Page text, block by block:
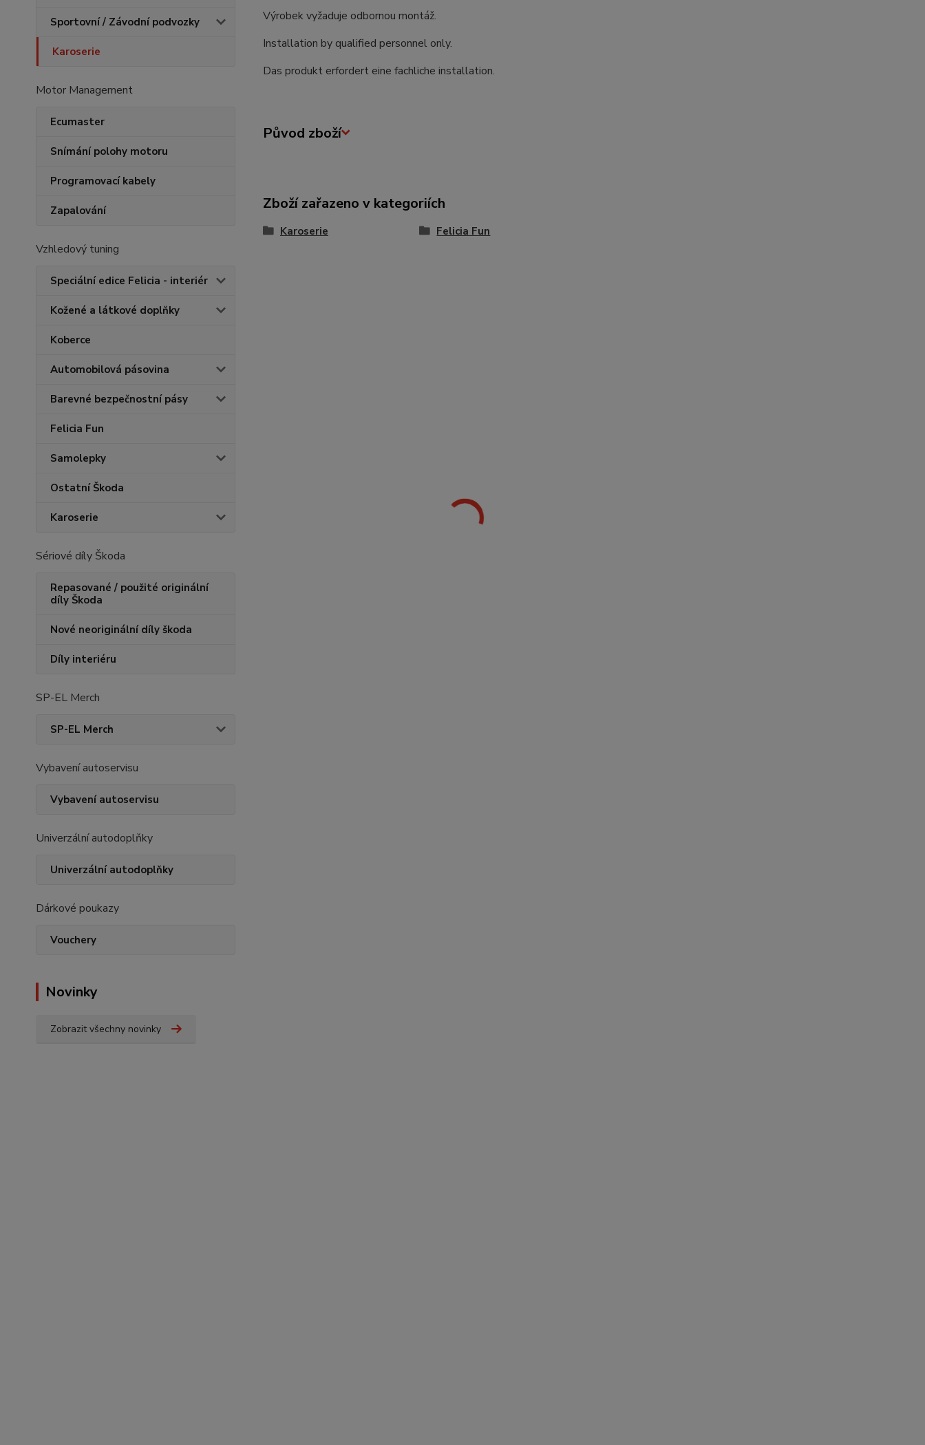
Sportovní / Závodní podvozky
Karoserie
Motor Management
Ecumaster
Snímání polohy motoru
Programovací kabely
Zapalování
Vzhledový tuning
Speciální edice Felicia - interiér
Kožené a látkové doplňky
Koberce
Automobilová pásovina
Barevné bezpečnostní pásy
Felicia Fun
Samolepky
Ostatní Škoda
Karoserie
Sériové díly Škoda
Repasované / použité originální
díly Škoda
Nové neoriginální díly škoda
Díly interiéru
SP-EL Merch
SP-EL Merch
Vybavení autoservisu
Vybavení autoservisu
Univerzální autodoplňky
Univerzální autodoplňky
Dárkové poukazy
Vouchery
Novinky
Zobrazit všechny novinky
Výrobek vyžaduje odbornou montáž.
Installation by qualified personnel only.
Das produkt erfordert eine fachliche installation.
Původ zboží
Zboží zařazeno v kategoriích
Karoserie Felicia Fun